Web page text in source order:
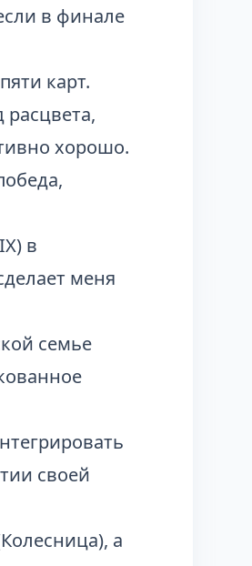
в финале
карт.
хорошо.
в
меня
семье
своей
а